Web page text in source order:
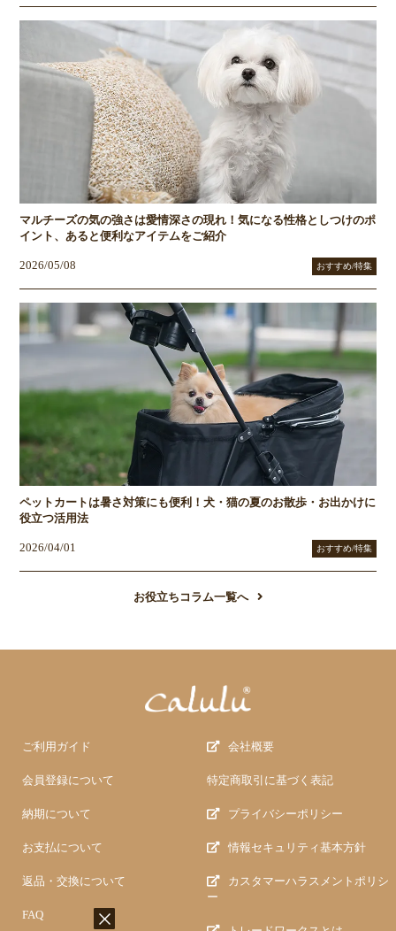
マルチーズの気の強さは愛情深さの現れ！気になる性格としつけのポ
イント、あると便利なアイテムをご紹介
2026/05/08 おすすめ/特集
ペットカートは暑さ対策にも便利！犬・猫の夏のお散歩・お出かけに
役立つ活用法
2026/04/01 おすすめ/特集
お役立ちコラム一覧へ
ご利用ガイド
会員登録について
納期について
お支払について
返品・交換について
FAQ
会社概要
特定商取引に基づく表記
プライバシーポリシー
情報セキュリティ基本方針
カスタマーハラスメントポリシ
ー